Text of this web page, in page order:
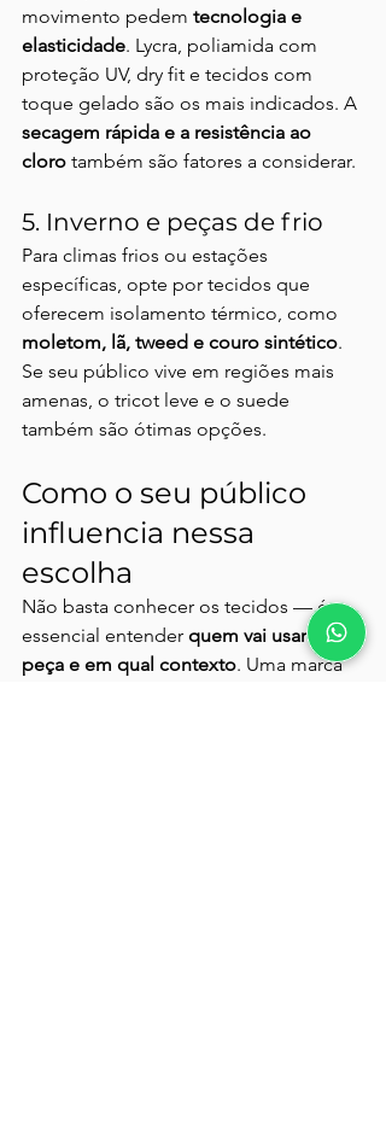
movimento pedem tecnologia e
elasticidade. Lycra, poliamida com
proteção UV, dry fit e tecidos com
toque gelado são os mais indicados. A
secagem rápida e a resistência ao
cloro também são fatores a considerar.
5. Inverno e peças de frio
Para climas frios ou estações
específicas, opte por tecidos que
oferecem isolamento térmico, como
moletom, lã, tweed e couro sintético.
Se seu público vive em regiões mais
amenas, o tricot leve e o suede
também são ótimas opções.
Como o seu público
influencia nessa
escolha
Não basta conhecer os tecidos — é
essencial entender quem vai usar a
peça e em qual contexto. Uma marca